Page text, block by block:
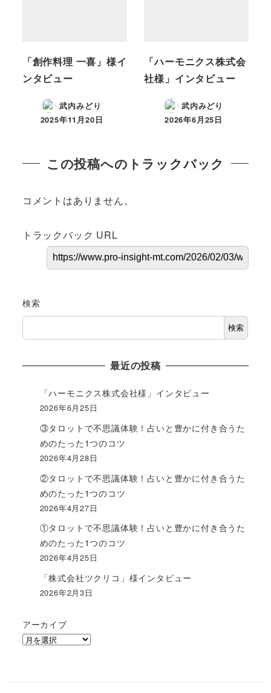
「創作料理 一喜」様イ
ンタビュー
武内みどり
2025年11月20日
「ハーモニクス株式会
社様」インタビュー
武内みどり
2026年6月25日
この投稿へのトラックバック
コメントはありません。
トラックバック URL
検索
検索
最近の投稿
「ハーモニクス株式会社様」インタビュー
2026年6月25日
③タロットで不思議体験！占いと豊かに付き合うた
めのたった1つのコツ
2026年4月28日
②タロットで不思議体験！占いと豊かに付き合うた
めのたった1つのコツ
2026年4月27日
①タロットで不思議体験！占いと豊かに付き合うた
めのたった1つのコツ
2026年4月25日
「株式会社ツクリコ」様インタビュー
2026年2月3日
アーカイブ